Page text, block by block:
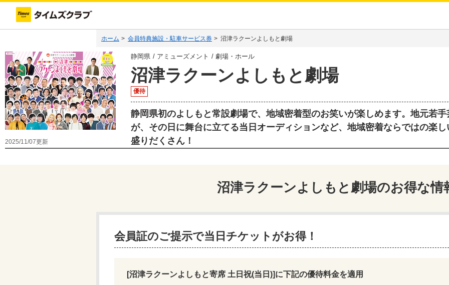
ホーム > 会員特典施設・駐車サービス券 > 沼津ラクーンよしもと劇場
静岡県 アミューズメント 劇場・ホール
沼津ラクーンよしもと劇場
優待
静岡県初のよしもと常設劇場で、地域密着型のお笑いが楽しめます。地元若手
が、その日に舞台に立てる当日オーディションなど、地域密着ならではの楽し
盛りだくさん！
2025/11/07更新
沼津ラクーンよしもと劇場のお得な情
会員証のご提示で当日チケットがお得！
[沼津ラクーンよしもと寄席 土日祝(当日)]に下記の優待料金を適用